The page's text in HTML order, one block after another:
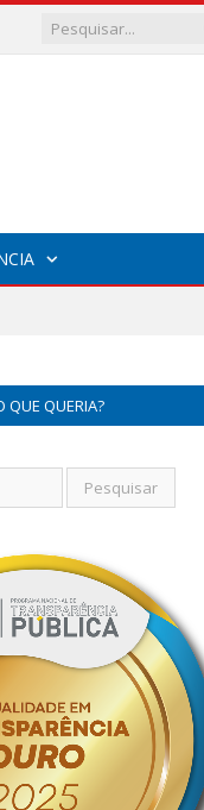
QUE QUERIA?